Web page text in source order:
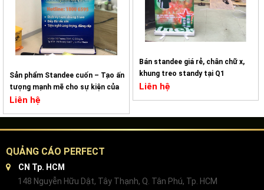
Sản phẩm Standee cuốn – Tạo ấn
tượng mạnh mẽ cho sự kiện của
bạn
Liên hệ
Bán standee giá rẻ, chân chữ x,
khung treo standy tại Q1
Liên hệ
QUẢNG CÁO PERFECT
CN Tp. HCM
148 Nguyễn Hữu Dật, Tây Thạnh, Q. Tân Phú, Tp. HCM